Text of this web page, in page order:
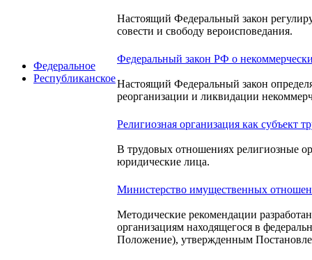
Федеральное
Республиканское
Настоящий Федеральный закон
совести и свободу вероисповедания.
Федеральный закон РФ о
Настоящий Федеральный закон
реорганизации и ликвидации
Религиозная организация как субъект
В трудовых отношениях религиозные
юридические лица.
Министерство имущественных
Методические рекомендации
организациям находящегося в
Положение), утвержденным